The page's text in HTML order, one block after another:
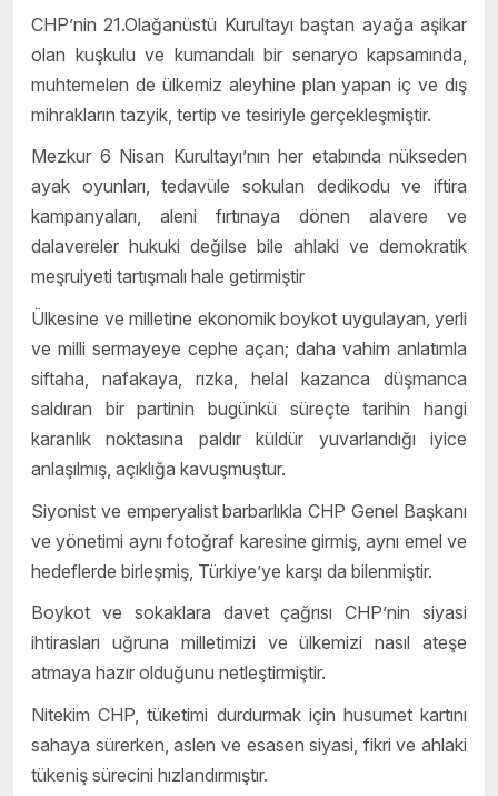
CHP’nin 21.Olağanüstü Kurultayı baştan ayağa aşikar
olan kuşkulu ve kumandalı bir senaryo kapsamında,
muhtemelen de ülkemiz aleyhine plan yapan iç ve dış
mihrakların tazyik, tertip ve tesiriyle gerçekleşmiştir.
Mezkur 6 Nisan Kurultayı’nın her etabında nükseden
ayak oyunları, tedavüle sokulan dedikodu ve iftira
kampanyaları, aleni fırtınaya dönen alavere ve
dalavereler hukuki değilse bile ahlaki ve demokratik
meşruiyeti tartışmalı hale getirmiştir
Ülkesine ve milletine ekonomik boykot uygulayan, yerli
ve milli sermayeye cephe açan; daha vahim anlatımla
siftaha, nafakaya, rızka, helal kazanca düşmanca
saldıran bir partinin bugünkü süreçte tarihin hangi
karanlık noktasına paldır küldür yuvarlandığı iyice
anlaşılmış, açıklığa kavuşmuştur.
Siyonist ve emperyalist barbarlıkla CHP Genel Başkanı
ve yönetimi aynı fotoğraf karesine girmiş, aynı emel ve
hedeflerde birleşmiş, Türkiye’ye karşı da bilenmiştir.
Boykot ve sokaklara davet çağrısı CHP’nin siyasi
ihtirasları uğruna milletimizi ve ülkemizi nasıl ateşe
atmaya hazır olduğunu netleştirmiştir.
Nitekim CHP, tüketimi durdurmak için husumet kartını
sahaya sürerken, aslen ve esasen siyasi, fikri ve ahlaki
tükeniş sürecini hızlandırmıştır.